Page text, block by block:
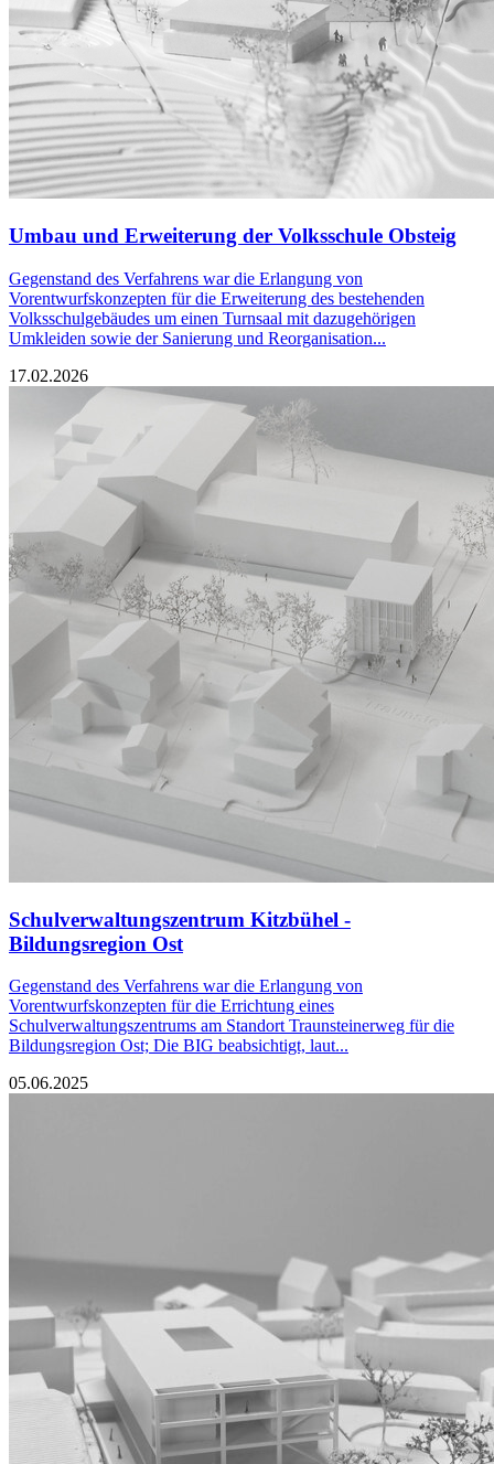
Umbau und Erweiterung der Volksschule Obsteig
Gegenstand des Verfahrens war die Erlangung von
Vorentwurfskonzepten für die Erweiterung des bestehenden
Volksschulgebäudes um einen Turnsaal mit dazugehörigen
Umkleiden sowie der Sanierung und Reorganisation...
17.02.2026
Schulverwaltungszentrum Kitzbühel -
Bildungsregion Ost
Gegenstand des Verfahrens war die Erlangung von
Vorentwurfskonzepten für die Errichtung eines
Schulverwaltungszentrums am Standort Traunsteinerweg für die
Bildungsregion Ost; Die BIG beabsichtigt, laut...
05.06.2025